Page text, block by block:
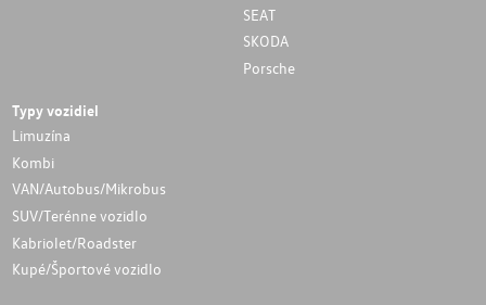
SEAT
SKODA
Porsche
Typy vozidiel
Limuzína
Kombi
VAN/Autobus/Mikrobus
SUV/Terénne vozidlo
Kabriolet/Roadster
Kupé/Športové vozidlo